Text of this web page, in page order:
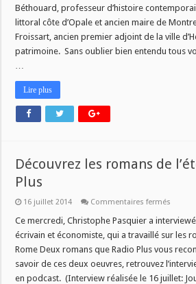
Béthouard, professeur d’histoire
littoral côte d’Opale et ancien maire de
Froissart, ancien premier adjoint de la ville
patrimoine. Sans oublier bien entendu tous
Lire plus
Découvrez les romans de
Plus
16 juillet 2014 Commentaires fermés
les
de
l’été
avec
Radio
Plus
Ce mercredi, Christophe Pasquier a interviewé
écrivain et économiste, qui a travaillé sur les
Rome Deux romans que Radio Plus vous
savoir de ces deux oeuvres, retrouvez
en podcast. (Interview réalisée le 16 juillet: